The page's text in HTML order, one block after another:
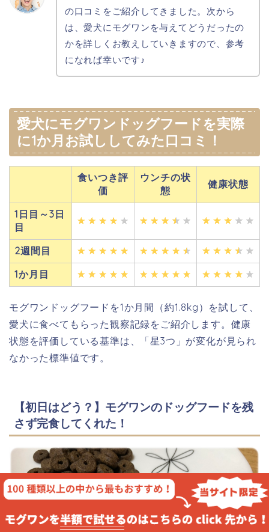
の口コミをご紹介してきました。次から
は、愛犬にモグワンを与えてどうだったの
かを詳しくお教えしていきますので、参考
になれば幸いです♪
愛犬にモグワンドッグフードを実際
に1か月お試ししてみた口コミ！
食いつき評
価
ウンチの状
態
健康状態
1日目～3日
目
2週間目
1か月目
モグワンドッグフードを1か月間（約1.8kg）を試して、
愛犬に食べてもらった観察記録をご紹介します。健康
状態を評価している基準は、「星3つ」が変化が見られ
なかった標準値です。
【初日はどう？】モグワンのドッグフードを残
さず完食してくれた！